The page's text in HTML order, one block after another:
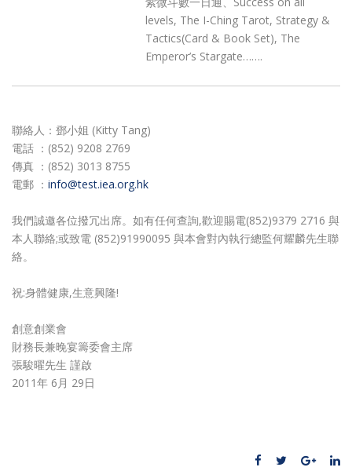
levels, The I-Ching Tarot, Strategy &
Tactics(Card & Book Set), The
Emperor’s Stargate…….
聯絡人：鄧小姐 (Kitty Tang)
電話 ：(852) 9208 2769
傳真 ：(852) 3013 8755
電郵 ： info@test.iea.org.hk
我們誠邀各位撥冗出席。如有任何查詢,歡迎賜電(852)9379 2716 與
本人聯絡;或致電 (852)91990095 與本會對內執行總監何耀麟先生聯
絡。
祝:身體健康,生意興隆!
創意創業會
財務長兼晚宴籌委會主席
張駿曜先生 謹啟
2011年 6月 29日